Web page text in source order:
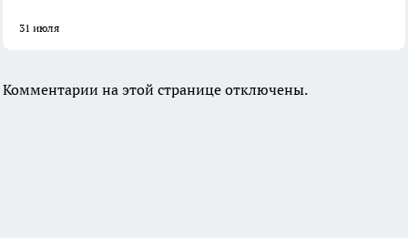
31 июля
Комментарии на этой странице отключены.